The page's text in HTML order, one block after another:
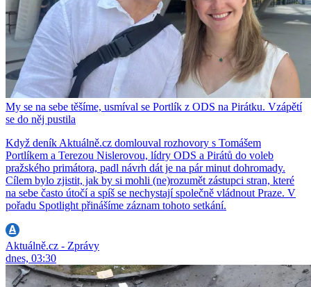
My se na sebe těšíme, usmíval se Portlík z ODS na Pirátku. Vzápětí
se do něj pustila
Když deník Aktuálně.cz domlouval rozhovory s Tomášem
Portlíkem a Terezou Nislerovou, lídry ODS a Pirátů do voleb
pražského primátora, padl návrh dát je na pár minut dohromady.
Cílem bylo zjistit, jak by si mohli (ne)rozumět zástupci stran, které
na sebe často útočí a spíš se nechystají společně vládnout Praze. V
pořadu Spotlight přinášíme záznam tohoto setkání.
Aktuálně.cz - Zprávy
dnes, 03:30